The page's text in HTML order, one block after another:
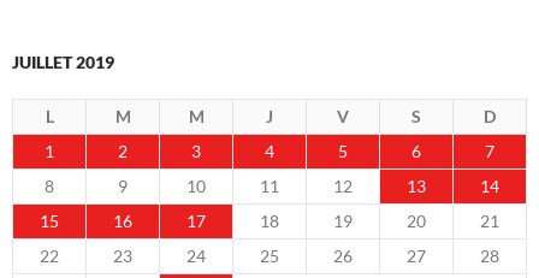
JUILLET 2019
L M M J V S
D
1
2 3 4 5 6
7
8
9 10 11 12 13
14
15
16 17 18 19 20
21
22
23 24 25 26 27
28